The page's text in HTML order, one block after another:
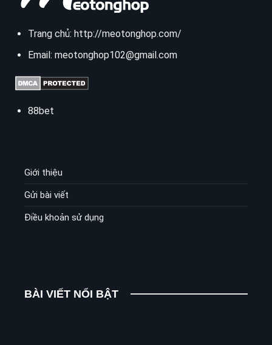
Trang chủ: http://meotonghop.com/
Email: meotonghop102@gmail.com
88bet
Giới thiệu
Gửi bài viết
Điều khoản sử dụng
BÀI VIẾT NỔI BẬT